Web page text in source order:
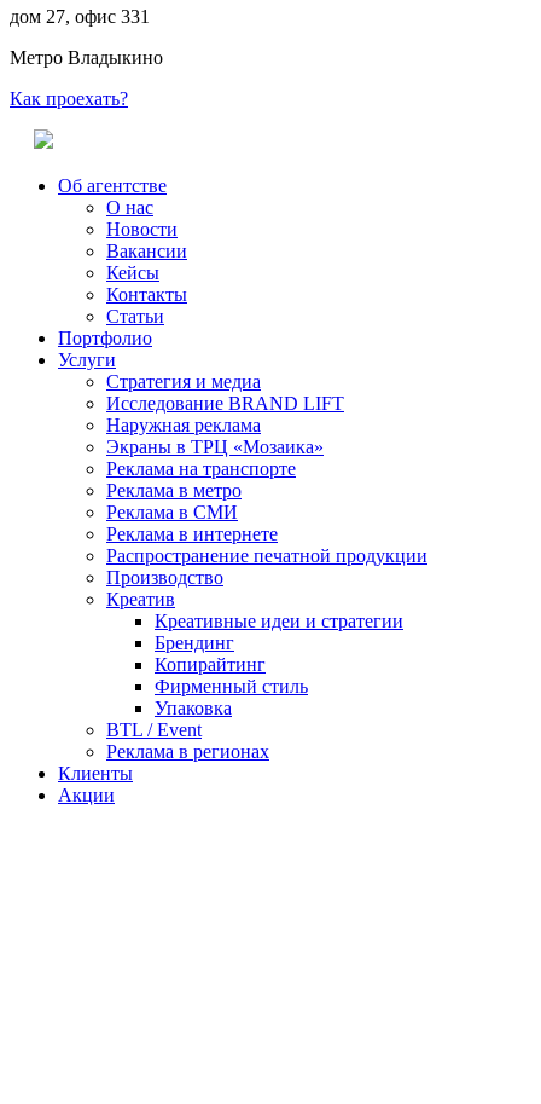
дом 27, офис 331
Метро Владыкино
Как проехать?
Об агентстве
О нас
Новости
Вакансии
Кейсы
Контакты
Статьи
Портфолио
Услуги
Стратегия и медиа
Исследование BRAND LIFT
Наружная реклама
Экраны в ТРЦ «Мозаика»
Реклама на транспорте
Реклама в метро
Реклама в СМИ
Реклама в интернете
Распространение печатной продукции
Производство
Креатив
Креативные идеи и стратегии
Брендинг
Копирайтинг
Фирменный стиль
Упаковка
BTL / Event
Реклама в регионах
Клиенты
Акции